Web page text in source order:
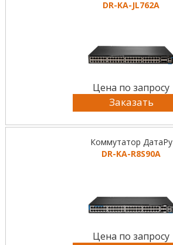
DR-KА-JL762A
Цена по запросу
Заказать
Коммутатор ДатаРу
DR-KА-R8S90A
Цена по запросу